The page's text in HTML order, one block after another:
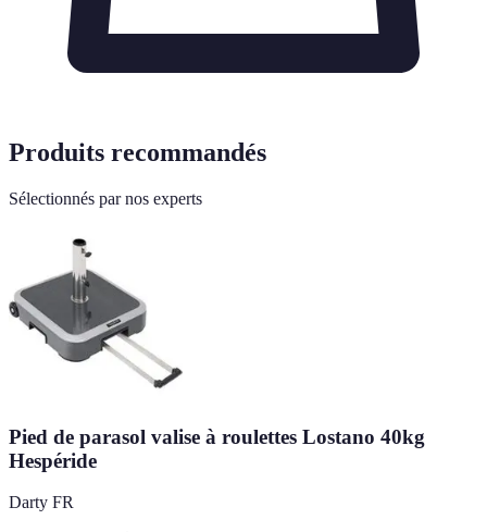
Produits recommandés
Sélectionnés par nos experts
Pied de parasol valise à roulettes Lostano 40kg
Hespéride
Darty FR